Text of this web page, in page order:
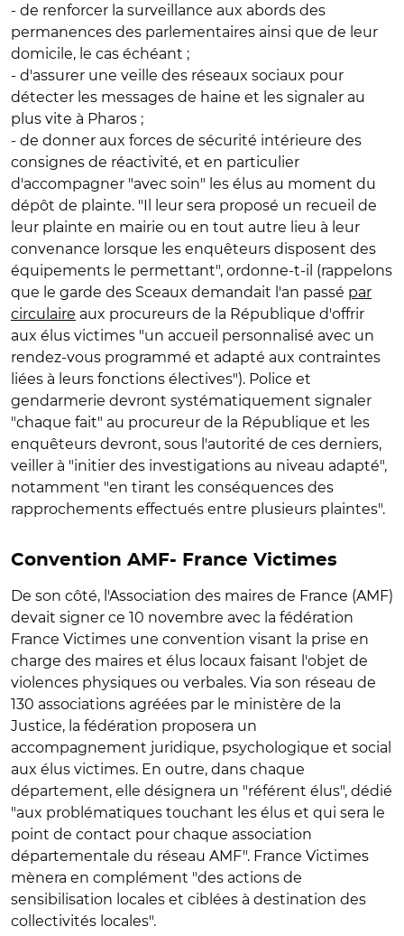
- de renforcer la surveillance aux abords des
permanences des parlementaires ainsi que de leur
domicile, le cas échéant ;
- d'assurer une veille des réseaux sociaux pour
détecter les messages de haine et les signaler au
plus vite à Pharos ;
- de donner aux forces de sécurité intérieure des
consignes de réactivité, et en particulier
d'accompagner "avec soin" les élus au moment du
dépôt de plainte. "Il leur sera proposé un recueil de
leur plainte en mairie ou en tout autre lieu à leur
convenance lorsque les enquêteurs disposent des
équipements le permettant", ordonne-t-il (rappelons
que le garde des Sceaux demandait l'an passé par
circulaire aux procureurs de la République d'offrir
aux élus victimes "un accueil personnalisé avec un
rendez-vous programmé et adapté aux contraintes
liées à leurs fonctions électives"). Police et
gendarmerie devront systématiquement signaler
"chaque fait" au procureur de la République et les
enquêteurs devront, sous l'autorité de ces derniers,
veiller à "initier des investigations au niveau adapté",
notamment "en tirant les conséquences des
rapprochements effectués entre plusieurs plaintes".
Convention AMF- France Victimes
De son côté, l'Association des maires de France (AMF)
devait signer ce 10 novembre avec la fédération
France Victimes une convention visant la prise en
charge des maires et élus locaux faisant l'objet de
violences physiques ou verbales. Via son réseau de
130 associations agréées par le ministère de la
Justice, la fédération proposera un
accompagnement juridique, psychologique et social
aux élus victimes. En outre, dans chaque
département, elle désignera un "référent élus", dédié
"aux problématiques touchant les élus et qui sera le
point de contact pour chaque association
départementale du réseau AMF". France Victimes
mènera en complément "des actions de
sensibilisation locales et ciblées à destination des
collectivités locales".